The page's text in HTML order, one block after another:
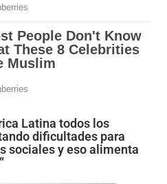
Latina todos los
dificultades para
sociales y eso alimenta